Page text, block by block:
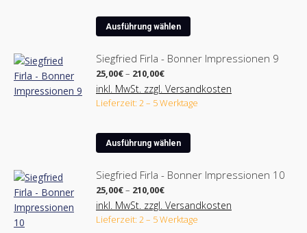
der
gewählt
werden
Ausführung wählen
Dieses
Produkt
weist
mehrere
Varianten
auf.
der
gewählt
werden
Siegfried Firla - Bonner Impressionen 9
25,00€– 210,00€Preisspanne:
25,00€
bis
210,00€
inkl. MwSt. zzgl. Versandkosten
Lieferzeit: 2 – 5 Werktage
Ausführung wählen
Dieses
Produkt
weist
mehrere
Varianten
auf.
Siegfried Firla - Bonner Impressionen 10
25,00€– 210,00€Preisspanne:
25,00€
bis
210,00€
inkl. MwSt. zzgl. Versandkosten
Lieferzeit: 2 – 5 Werktage